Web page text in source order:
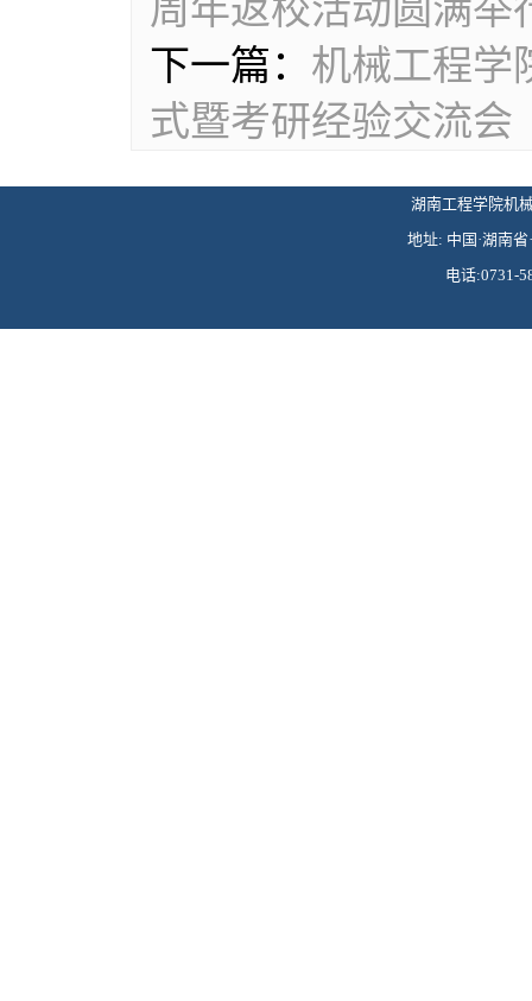
周年返校活动圆满举
下一篇： 机械工程学
式暨考研经验交流会
湖南工程学院机
地址: 中国·湖南
电话:0731-